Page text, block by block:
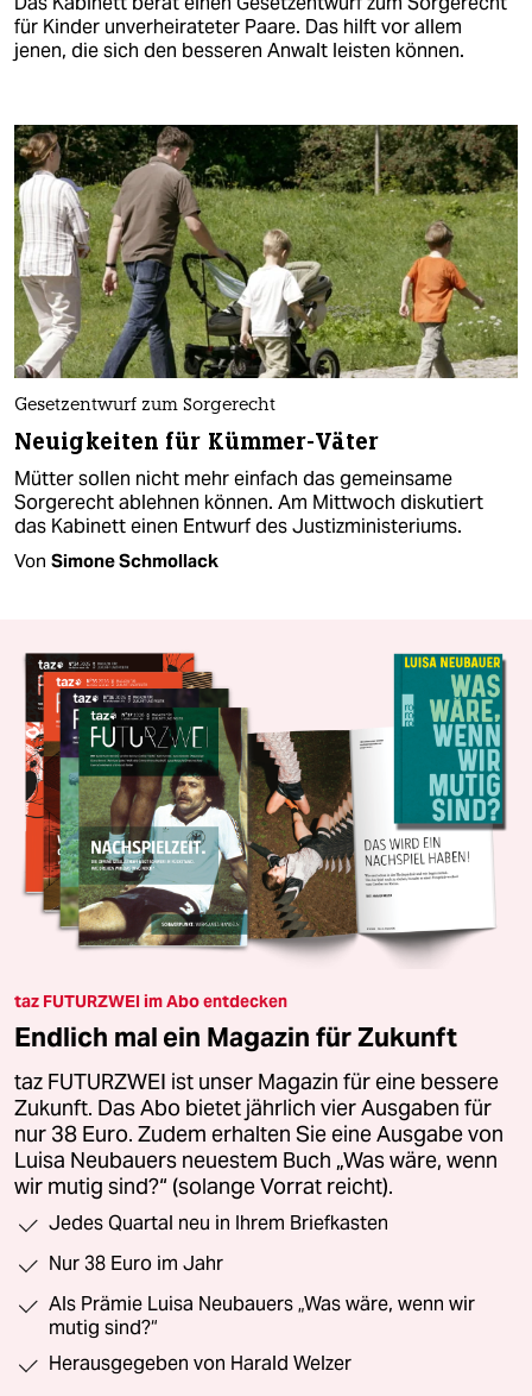
für Kinder unverheirateter Paare. Das hilft vor allem
jenen, die sich den besseren Anwalt leisten können.
Gesetzentwurf zum Sorgerecht
Neuigkeiten für Kümmer-Väter
Mütter sollen nicht mehr einfach das gemeinsame
Sorgerecht ablehnen können. Am Mittwoch diskutiert
das Kabinett einen Entwurf des Justizministeriums.
Von Simone Schmollack
taz FUTURZWEI im Abo entdecken
Endlich mal ein Magazin für Zukunft
taz FUTURZWEI ist unser Magazin für eine bessere
Zukunft. Das Abo bietet jährlich vier Ausgaben für
nur 38 Euro. Zudem erhalten Sie eine Ausgabe von
Luisa Neubauers neuestem Buch „Was wäre, wenn
wir mutig sind?“ (solange Vorrat reicht).
Jedes Quartal neu in Ihrem Briefkasten
Nur 38 Euro im Jahr
Als Prämie Luisa Neubauers „Was wäre, wenn wir
mutig sind?“
Herausgegeben von Harald Welzer